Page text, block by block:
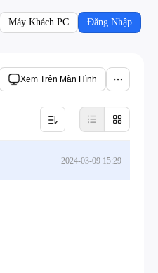
Máy Khách PC Đăng Nhập
Xem Trên Màn Hình
2024-03-09 15:29